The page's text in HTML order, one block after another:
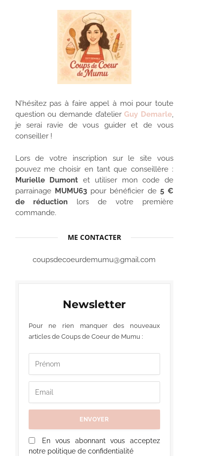
N’hésitez pas à faire appel à moi pour toute
question ou demande d’atelierGuy Demarle,
je serai ravie de vous guider et de vous
conseiller !
Lors de votre inscription sur le site vous
pouvez me choisir en tant que conseillère :
Murielle Dumont et utiliser mon code de
parrainage MUMU63pour bénéficier de 5 €
de réduction lors de votre première
commande.
ME CONTACTER
coupsdecoeurdemumu@gmail.com
Newsletter
Pour ne rien manquer des nouveaux
articles de Coups de Coeur de Mumu :
En vous abonnant vous acceptez
notre politique de confidentialité